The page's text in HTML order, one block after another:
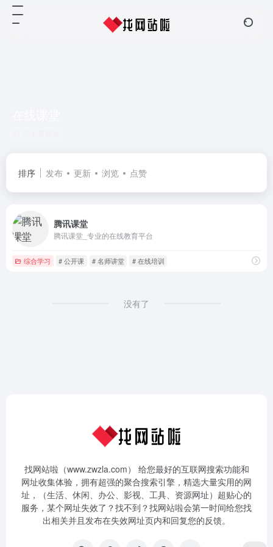
排序 发布 更新 浏览 点赞
腾讯课堂
腾讯课堂_专业的在线教育平台
综合学习 # 公开课 # 名师讲堂 # 在线培训
没有了
找网站啦（www.zwzla.com） 给您最好的互联网搜索功能和
网址收集体验，拥有超强的聚合搜索引擎，精选大量实用的网
址，（生活、休闲、办公、影视、工具、资源网址）超贴心的
服务，某个网址失效了？找不到？找网站啦会第一时间给您找
出相关并且发布在失效网址页内和回复您的反馈。